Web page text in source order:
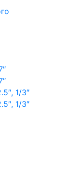
1/3″
1/3″